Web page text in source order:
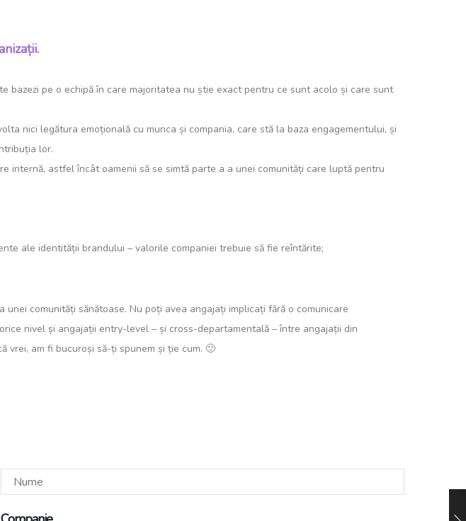
bazezi pe o echipă în care majoritatea nu știe exact pentru ce sunt acolo și care sunt
nici legătura emoțională cu munca și compania, care stă la baza engagementului, și
lor.
internă, astfel încât oamenii să se simtă parte a a unei comunități care luptă pentru
ale identității brandului – valorile companiei trebuie să fie reîntărite;
comunități sănătoase. Nu poți avea angajați implicați fără o comunicare
nivel și angajații entry-level – și cross-departamentală – între angajații din
vrei, am fi bucuroși să-ți spunem și ție cum. 🙂